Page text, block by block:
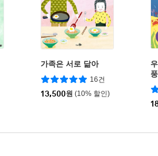
가족은 서로 닮아
16건
13,500원 (10% 할인)